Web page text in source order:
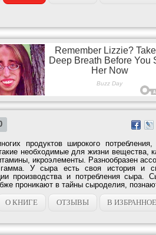
продуктов широкого
необходимые для жизни вещества,
икроэлементы. Разнообразен
У сыра есть своя история и
производства и потребления сыра.
проникают в тайны сыроделия,
О КНИГЕ
ОТЗЫВЫ В ИЗБРАННОЕ